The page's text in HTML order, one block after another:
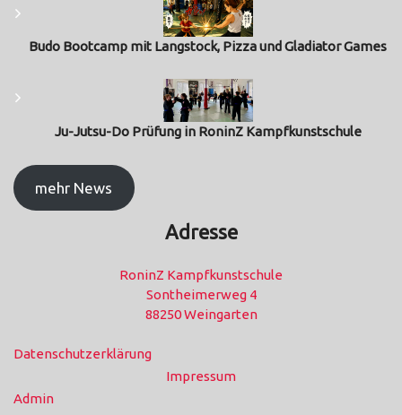
Budo Bootcamp mit Langstock, Pizza und Gladiator Games
Ju-Jutsu-Do Prüfung in RoninZ Kampfkunstschule
mehr News
Adresse
RoninZ Kampfkunstschule
Sontheimerweg 4
88250 Weingarten
Datenschutzerklärung
Impressum
Admin